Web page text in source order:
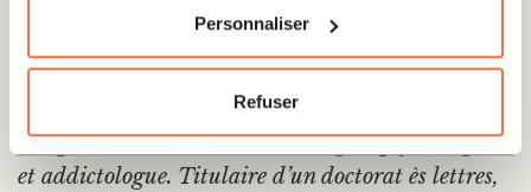
Personnaliser
Refuser
Croset-Calisto Magali
"Magali Croset-Calisto est sexologue, psychologue
et addictologue. Titulaire d’un doctorat ès lettres,